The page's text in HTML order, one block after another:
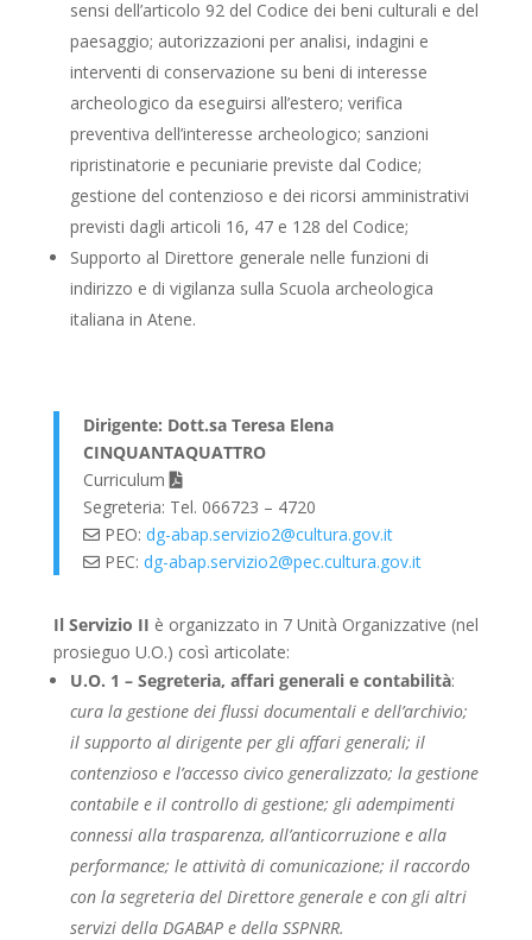
sensi dell’articolo 92 del Codice dei beni culturali e del
paesaggio; autorizzazioni per analisi, indagini e
interventi di conservazione su beni di interesse
archeologico da eseguirsi all’estero; verifica
preventiva dell’interesse archeologico; sanzioni
ripristinatorie e pecuniarie previste dal Codice;
gestione del contenzioso e dei ricorsi amministrativi
previsti dagli articoli 16, 47 e 128 del Codice;
Supporto al Direttore generale nelle funzioni di
indirizzo e di vigilanza sulla Scuola archeologica
italiana in Atene.
Dirigente: Dott.sa Teresa Elena
CINQUANTAQUATTRO
Curriculum
Segreteria: Tel. 066723 – 4720
PEO: dg-abap.servizio2@cultura.gov.it
PEC: dg-abap.servizio2@pec.cultura.gov.it
Il Servizio II è organizzato in 7 Unità Organizzative (nel
prosieguo U.O.) così articolate:
U.O. 1 – Segreteria, affari generali e contabilità:
cura la gestione dei flussi documentali e dell’archivio;
il supporto al dirigente per gli affari generali; il
contenzioso e l’accesso civico generalizzato; la gestione
contabile e il controllo di gestione; gli adempimenti
connessi alla trasparenza, all’anticorruzione e alla
performance; le attività di comunicazione; il raccordo
con la segreteria del Direttore generale e con gli altri
servizi della DGABAP e della SSPNRR.